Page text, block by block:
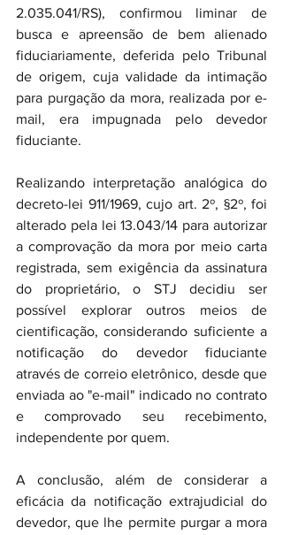
2.035.041/RS), confirmou liminar de
busca e apreensão de bem alienado
fiduciariamente, deferida pelo Tribunal
de origem, cuja validade da intimação
para purgação da mora, realizada por e-
mail, era impugnada pelo devedor
fiduciante.
Realizando interpretação analógica do
decreto-lei 911/1969, cujo art. 2º, §2º, foi
alterado pela lei 13.043/14 para autorizar
a comprovação da mora por meio carta
registrada, sem exigência da assinatura
do proprietário, o STJ decidiu ser
possível explorar outros meios de
cientificação, considerando suficiente a
notificação do devedor fiduciante
através de correio eletrônico, desde que
enviada ao "e-mail" indicado no contrato
e comprovado seu recebimento,
independente por quem.
A conclusão, além de considerar a
eficácia da notificação extrajudicial do
devedor, que lhe permite purgar a mora